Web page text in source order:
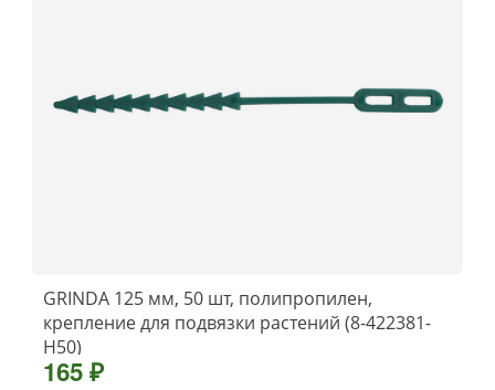
GRINDA 125 мм, 50 шт, полипропилен,
крепление для подвязки растений (8-422381-
H50)
165 ₽